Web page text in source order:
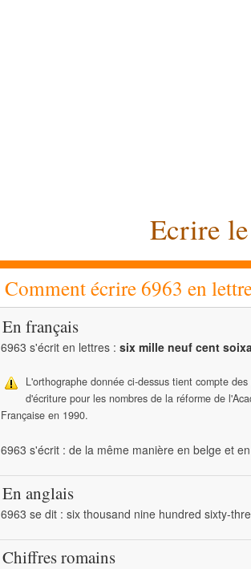
Ecrire
Comment écrire 6963 en
En français
6963 s'écrit en lettres : six mille neuf cent
L'orthographe donnée ci-dessus tient compte des
d'écriture pour les nombres de la réforme de
Française en 1990.
6963 s'écrit : de la même manière en belge et
En anglais
6963 se dit : six thousand nine hundred sixty-
Chiffres romains